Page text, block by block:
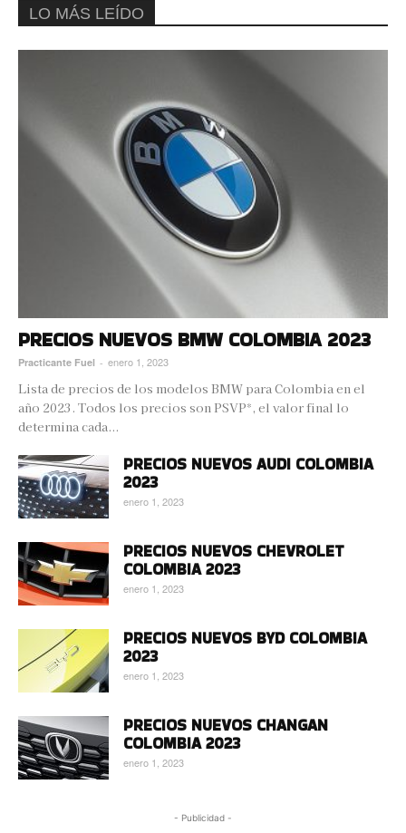
LO MÁS LEÍDO
PRECIOS NUEVOS BMW COLOMBIA 2023
Practicante Fuel - enero 1, 2023
Lista de precios de los modelos BMW para Colombia en el
año 2023. Todos los precios son PSVP*, el valor final lo
determina cada...
PRECIOS NUEVOS AUDI COLOMBIA
2023
enero 1, 2023
PRECIOS NUEVOS CHEVROLET
COLOMBIA 2023
enero 1, 2023
PRECIOS NUEVOS BYD COLOMBIA
2023
enero 1, 2023
PRECIOS NUEVOS CHANGAN
COLOMBIA 2023
enero 1, 2023
- Publicidad -